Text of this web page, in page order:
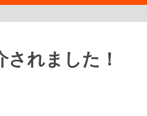
れました！